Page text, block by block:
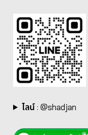
ไลน์: @shadjan